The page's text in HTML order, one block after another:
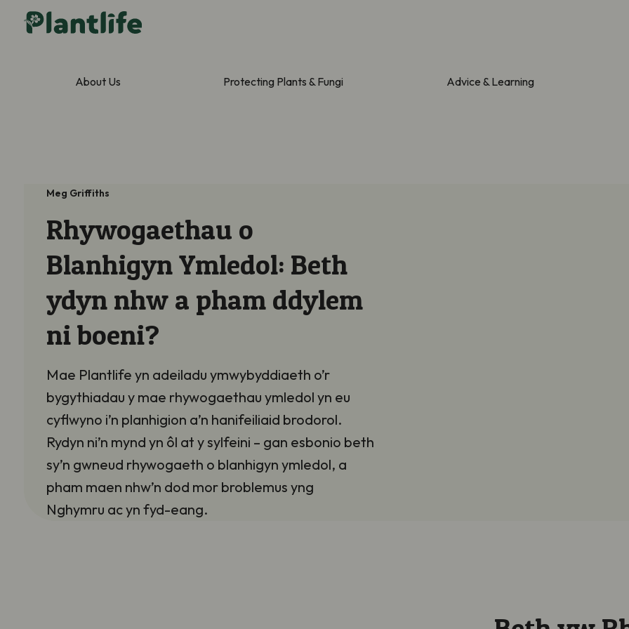
About Us Protecting Plants & Fungi Advice & Learning
Meg Griffiths
Rhywogaethau o
Blanhigyn Ymledol: Beth
ydyn nhw a pham ddylem
ni boeni?
Mae Plantlife yn adeiladu ymwybyddiaeth o’r
bygythiadau y mae rhywogaethau ymledol yn eu
cyflwyno i’n planhigion a’n hanifeiliaid brodorol.
Rydyn ni’n mynd yn ôl at y sylfeini – gan esbonio beth
sy’n gwneud rhywogaeth o blanhigyn ymledol, a
pham maen nhw’n dod mor broblemus yng
Nghymru ac yn fyd-eang.